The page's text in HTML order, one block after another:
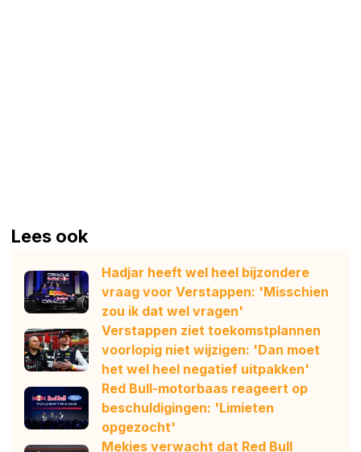
Lees ook
Hadjar heeft wel heel bijzondere
vraag voor Verstappen: 'Misschien
zou ik dat wel vragen'
Verstappen ziet toekomstplannen
voorlopig niet wijzigen: 'Dan moet
het wel heel negatief uitpakken'
Red Bull-motorbaas reageert op
beschuldigingen: 'Limieten
opgezocht'
Mekies verwacht dat Red Bull